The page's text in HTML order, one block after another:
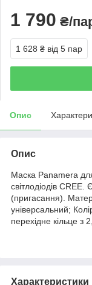
1 790 ₴/
1 628 ₴ від 5 пар
Опис
Опис
Маска Panamera
світлодіодів
(пригасання).
універсальний;
перехідне кільце з
Характеристики